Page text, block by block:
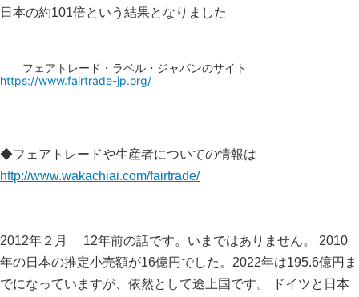
日本の約101倍という結果となりました
フェアトレード・ラベル・ジャパンのサイト
https://www.fairtrade-jp.org/
◆フェアトレードや生産者についての情報は
http://www.wakachiai.com/fairtrade/
2012年２月 12年前の話です。いまではありません。 2010
年の日本の推定小売額が16億円でした。2022年は195.6億円ま
でになっていますが、依然として途上国です。 ドイツと日本